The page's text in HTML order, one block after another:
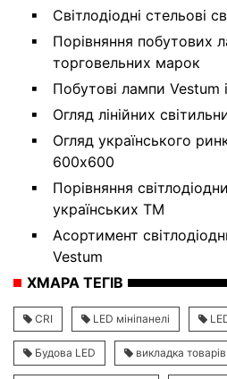
Світлодіодні стельові
Порівняння побутових
торговельних марок
Побутові лампи Vestum
Огляд лінійних
Огляд українського
600х600
Порівняння
українських ТМ
Асортимент
Vestum
ХМАРА ТЕГІВ
CRI LED мініпанелі
Будова LED викладка товарів